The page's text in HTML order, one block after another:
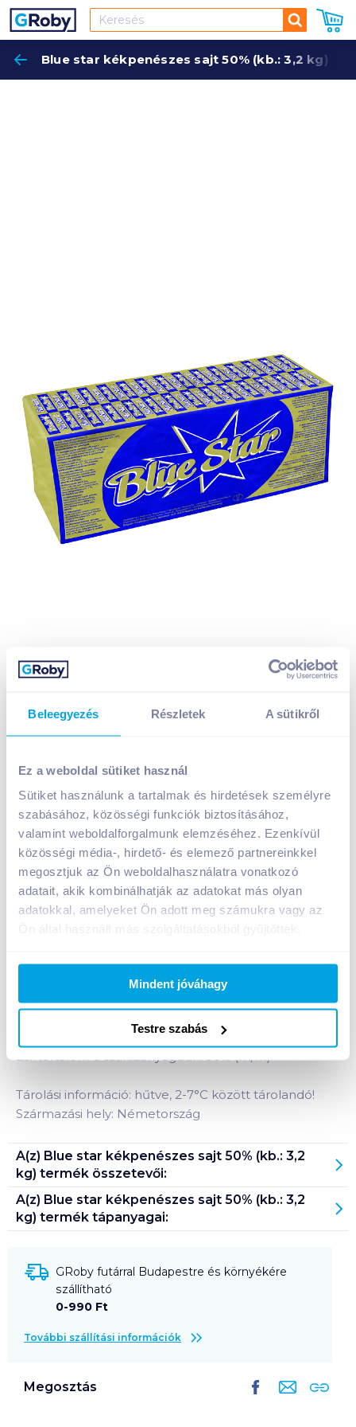
Beleegyezés Részletek A sütikről
Ez a weboldal sütiket használ
Sütiket használunk a tartalmak és hirdetések személyre
szabásához, közösségi funkciók biztosításához,
valamint weboldalforgalmunk elemzéséhez. Ezenkívül
közösségi média-, hirdető- és elemező partnereinkkel
megosztjuk az Ön weboldalhasználatra vonatkozó
adatait, akik kombinálhatják az adatokat más olyan
adatokkal, amelyeket Ön adott meg számukra vagy az
Mindent jóváhagy
Testre szabás
Keresés
Blue star kékpenészes sajt 50% (kb.: 3,2 kg)
Blue star kékpenészes sajt 50% (kb.: 3,2 kg)
A termék jelenleg nem elérhető
Bevásárlólistához adom Értesíts, ha olcsóbb!
Termékleírás a(z)Blue star kékpenészes sajt
termékhez:
érő, félkemény, zsíros kéksajt.
Tárolási információ: hűtve, 2-7°C között tárolandó!
Származási hely: Németország
A(z) Blue star kékpenészes sajt 50% (kb.: 3,2
kg) termék összetevői:
A(z) Blue star kékpenészes sajt 50% (kb.: 3,2
kg) termék tápanyagai:
GRoby futárral Budapestre és környékére
szállítható
0-990 Ft
További szállítási információk
Megosztás